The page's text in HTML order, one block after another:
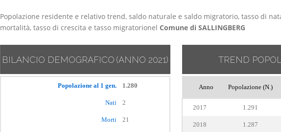
Popolazione residente e relativo trend, saldo naturale e saldo migratorio, tasso di
mortalità, tasso di crescita e tasso migratorionel Comune di SALLINGBERG
BILANCIO DEMOGRAFICO (ANNO 2021)
Popolazione al 1 gen. 1.280
Nati 2
Morti 21
TREND
Anno Popolazione (N.)
2017 1.291
2018 1.287